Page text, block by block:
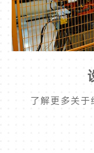
了解更多关于